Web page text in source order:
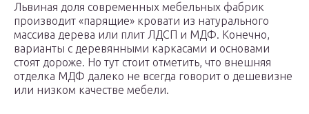
Львиная доля современных мебельных фабрик
производит «парящие» кровати из натурального
массива дерева или плит ЛДСП и МДФ. Конечно,
варианты с деревянными каркасами и основами
стоят дороже. Но тут стоит отметить, что внешняя
отделка МДФ далеко не всегда говорит о дешевизне
или низком качестве мебели.